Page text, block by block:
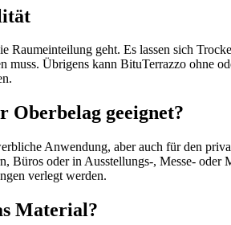
geht. Es lassen sich
muss. Übrigens kann BituTerrazzo ohne
Oberbelag geeignet?
Anwendung, aber auch für den
Büros oder in Ausstellungs-, Messe- oder
verlegt werden.
Material?